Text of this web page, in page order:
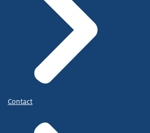
Contact